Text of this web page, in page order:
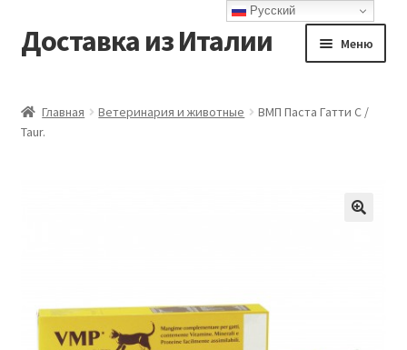
Перейти
к
Перейти
к
Доставка из Италии Меню
Доставка
Оформление заказа
Главная Ветеринария и животные
ВМП Паста Гатти C /
Taur.
Русский